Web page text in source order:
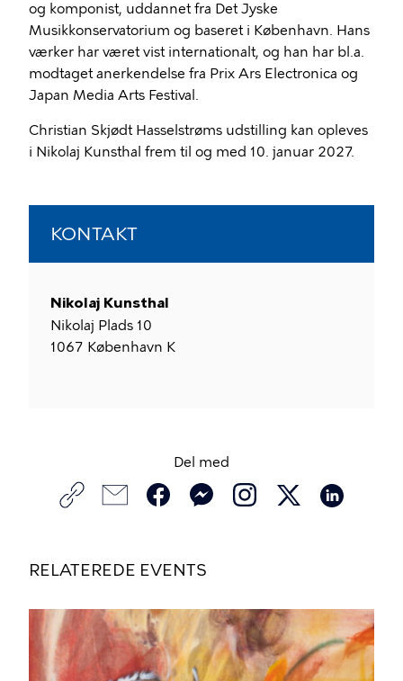
og komponist, uddannet fra Det Jyske
Musikkonservatorium og baseret i København. Hans
værker har været vist internationalt, og han har bl.a.
modtaget anerkendelse fra Prix Ars Electronica og
Japan Media Arts Festival.
Christian Skjødt Hasselstrøms udstilling kan opleves
i Nikolaj Kunsthal frem til og med 10. januar 2027.
KONTAKT
Nikolaj Kunsthal
Nikolaj Plads 10
1067 København K
Del med
RELATEREDE EVENTS